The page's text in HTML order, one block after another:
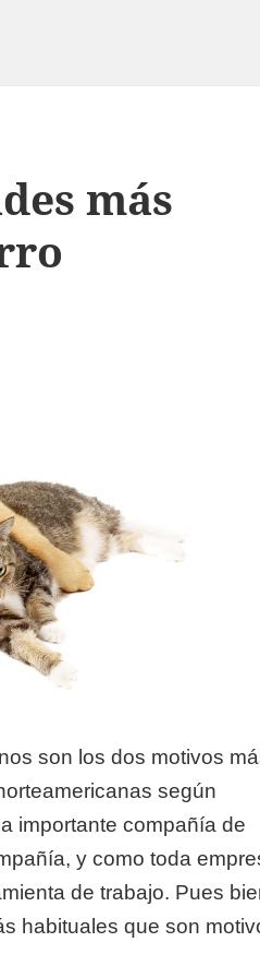
más
son los dos motivos
según
importante compañía de
y como toda
de trabajo. Pues
habituales que son